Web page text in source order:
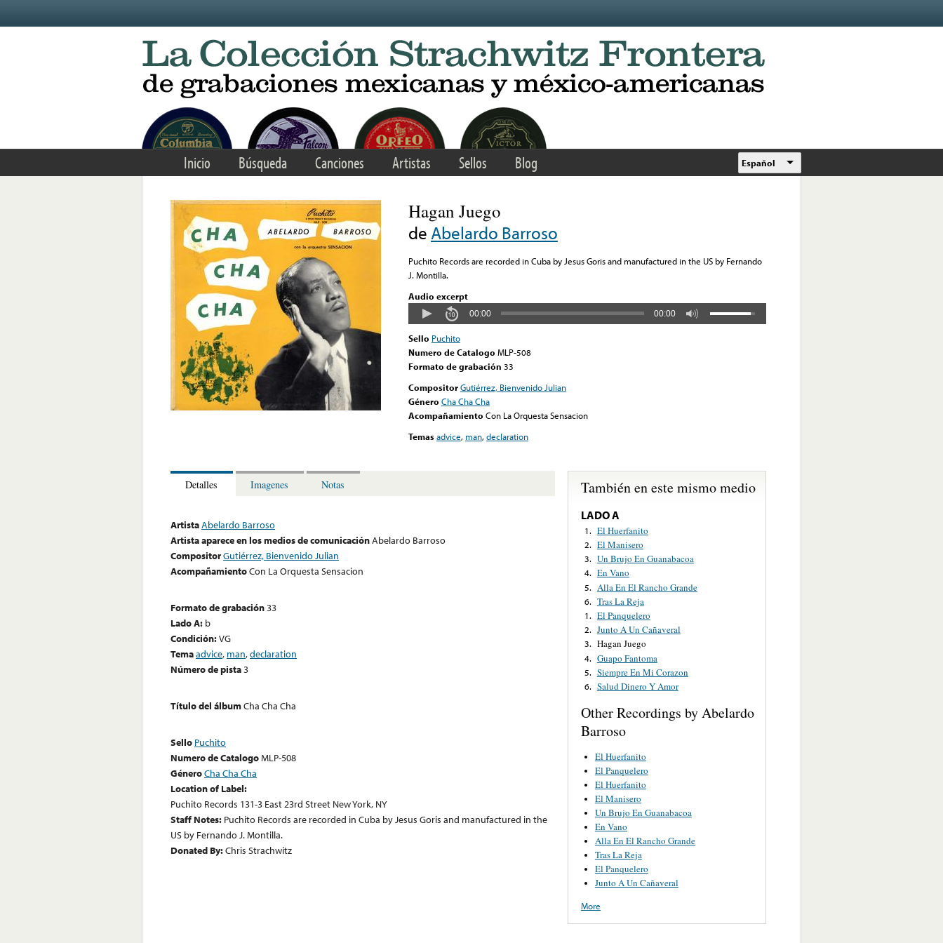
Inicio Búsqueda Canciones Artistas Sellos Blog Español
Hagan Juego
de Abelardo Barroso
Puchito Records are recorded in Cuba by Jesus Goris and manufactured in the US by Fernando
J. Montilla.
Audio excerpt
00:00 00:00
Sello Puchito
Numero de Catalogo MLP-508
Formato de grabación 33
CompositorGutiérrez, Bienvenido Julian
Género Cha Cha Cha
Acompañamiento Con La Orquesta Sensacion
Temasadvice, man,declaration
Detalles Imagenes Notas
ArtistaAbelardo Barroso
Artista aparece en los medios de comunicaciónAbelardo Barroso
CompositorGutiérrez, Bienvenido Julian
AcompañamientoCon La Orquesta Sensacion
Formato de grabación33
Lado A: b
Condición:VG
Temaadvice, man,declaration
Número de pista3
Título del álbumCha Cha Cha
Sello Puchito
Numero de CatalogoMLP-508
GéneroCha Cha Cha
Location of Label:
Puchito Records 131-3 East 23rd Street New York, NY
Staff Notes: Puchito Records are recorded in Cuba by Jesus Goris and manufactured in the
US by Fernando J. Montilla.
Donated By:Chris Strachwitz
También en este mismo medio
LADO A
1. El Huerfanito
2. El Manisero
3. Un Brujo En Guanabacoa
4. En Vano
5. Alla En El Rancho Grande
6. Tras La Reja
1. El Panquelero
2. Junto A Un Cañaveral
3. Hagan Juego
4. Guapo Fantoma
5. Siempre En Mi Corazon
6. Salud Dinero Y Amor
Other Recordings by Abelardo
Barroso
El Huerfanito
El Panquelero
El Huerfanito
El Manisero
Un Brujo En Guanabacoa
En Vano
Alla En El Rancho Grande
Tras La Reja
El Panquelero
Junto A Un Cañaveral
More